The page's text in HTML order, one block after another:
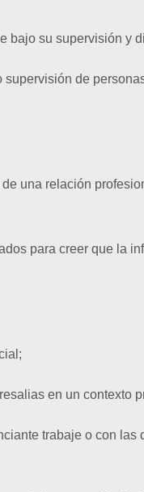
bajo su supervisión y
de
una relación
para creer que la
en un contexto
trabaje o con las